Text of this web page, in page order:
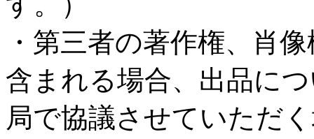
・第三者の著作権、肖
含まれる場合、出品に
局で協議させていただ